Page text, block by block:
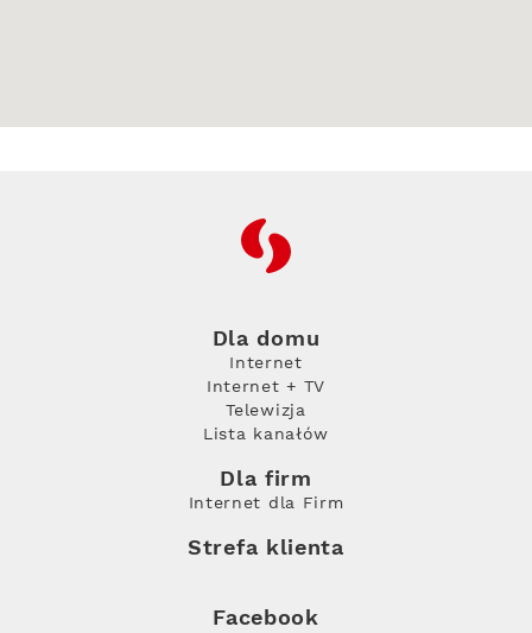
RFC
Dla domu
Internet
Internet + TV
Telewizja
Lista kanałów
Dla firm
Internet dla Firm
Strefa klienta
Facebook